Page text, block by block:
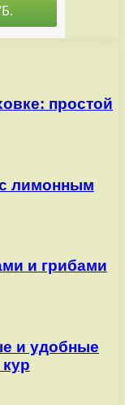
простой
с лимонным
и грибами
и удобные